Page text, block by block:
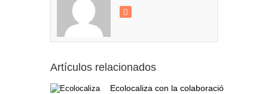
Artículos relacionados
Ecolocaliza con la colaboración